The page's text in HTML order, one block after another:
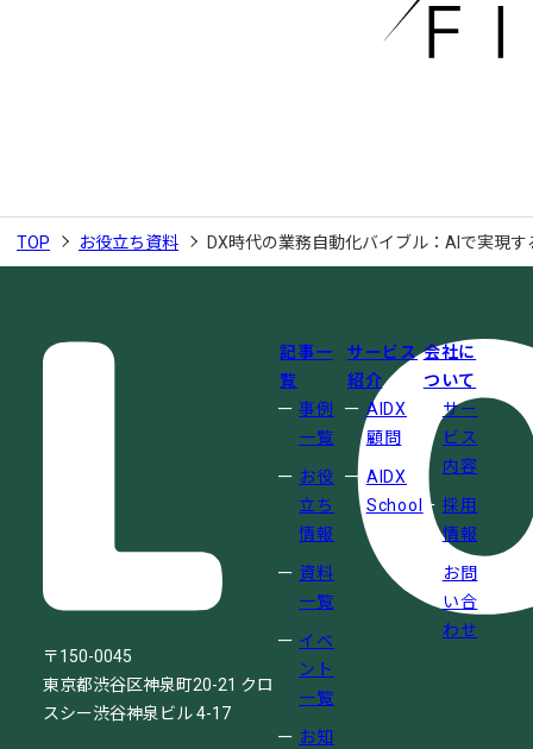
TOP お役立ち資料 DX時代の業務自動化バイブル：AIで実現
〒150-0045
東京都渋谷区神泉町20-21 クロ
スシー渋谷神泉ビル 4-17
記事一
覧
事例
一覧
お役
立ち
情報
資料
一覧
イベ
ント
一覧
お知
サービス
紹介
AIDX
顧問
AIDX
School
会社に
ついて
サー
ビス
内容
採用
情報
お問
い合
わせ